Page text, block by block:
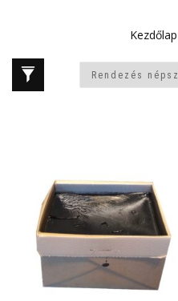
Kezdőlap